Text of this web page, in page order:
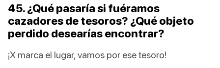
45. ¿Qué pasaría si fuéramos
cazadores de tesoros? ¿Qué objeto
perdido desearías encontrar?
¡X marca el lugar, vamos por ese tesoro!